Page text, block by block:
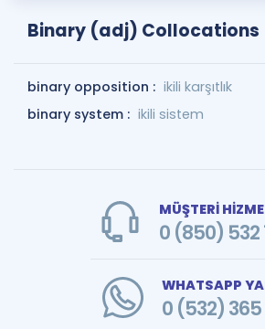
Binary (adj) Collocations
binary opposition : ikili karşıtlık
binary system : ikili sistem
MÜŞTERİ
0 (850) 532
WHATSAPP
0 (532) 365